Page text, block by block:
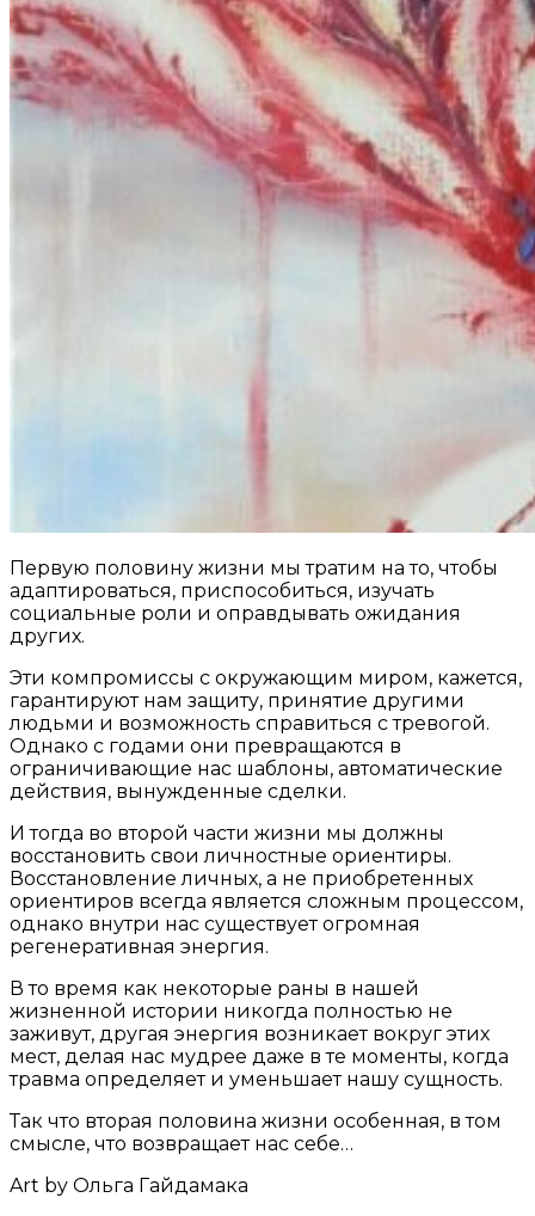
Первую половину жизни мы тратим на то, чтобы
адаптироваться, приспособиться, изучать
социальные роли и оправдывать ожидания
других.
Эти компромиссы с окружающим миром, кажется,
гарантируют нам защиту, принятие другими
людьми и возможность справиться с тревогой.
Однако с годами они превращаются в
ограничивающие нас шаблоны, автоматические
действия, вынужденные сделки.
И тогда во второй части жизни мы должны
восстановить свои личностные ориентиры.
Восстановление личных, а не приобретенных
ориентиров всегда является сложным процессом,
однако внутри нас существует огромная
регенеративная энергия.
В то время как некоторые раны в нашей
жизненной истории никогда полностью не
заживут, другая энергия возникает вокруг этих
мест, делая нас мудрее даже в те моменты, когда
травма определяет и уменьшает нашу сущность.
Так что вторая половина жизни особенная, в том
смысле, что возвращает нас себе…
Art by Ольга Гайдамака